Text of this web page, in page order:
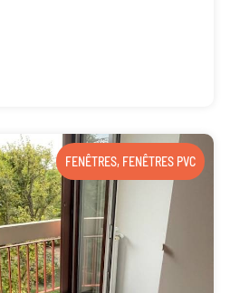
FENÊTRES, FENÊTRES PVC